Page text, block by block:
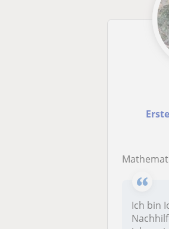
Mathematik
Ich bin